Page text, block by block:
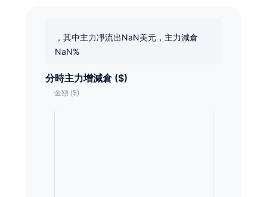
，其中主力凈流出NaN美元，主力減倉
NaN%
分時主力增減倉 ($)